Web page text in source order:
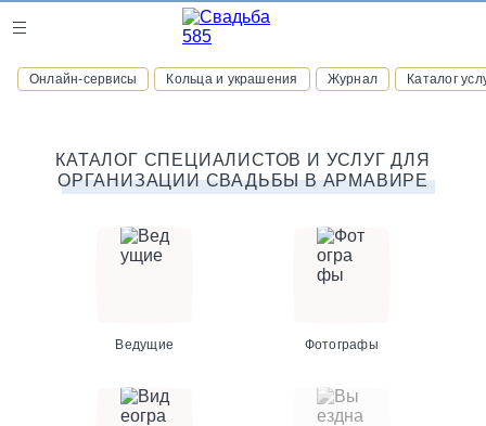
Онлайн-сервисы Кольца и украшения Журнал Каталог
ВСТУПАЙТЕ В КЛУБ ПРИВИЛЕГИЙ
присоединяйтесь к закрытому сообществу и получайте
скидки и бонусы за участие
КАТАЛОГ СПЕЦИАЛИСТОВ И УСЛУГ ДЛЯ
ОРГАНИЗАЦИИ СВАДЬБЫ В АРМАВИРЕ
Ведущие Фотографы